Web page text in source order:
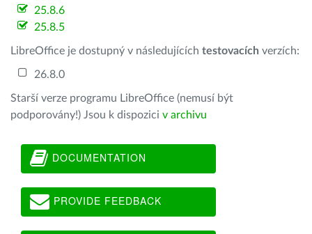
25.8.6
25.8.5
LibreOffice je dostupný v následujících testovacích verzích:
26.8.0
Starší verze programu LibreOffice (nemusí být
podporovány!) Jsou k dispozici v archivu
DOCUMENTATION
PROVIDE FEEDBACK